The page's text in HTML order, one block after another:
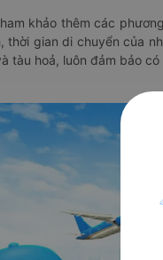
khảo thêm các
thời gian di chuyển của
tàu hoả, luôn đảm bảo